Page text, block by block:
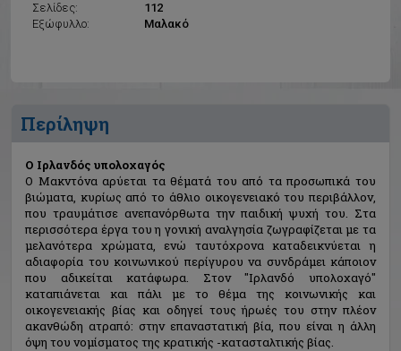
Σελίδες:
112
Εξώφυλλο:
Μαλακό
Περίληψη
Ο Ιρλανδός υπολοχαγός
Ο Μακντόνα αρύεται τα θέματά του από τα προσωπικά του
βιώματα, κυρίως από το άθλιο οικογενειακό του περιβάλλον,
που τραυμάτισε ανεπανόρθωτα την παιδική ψυχή του. Στα
περισσότερα έργα του η γονική αναλγησία ζωγραφίζεται με τα
μελανότερα χρώματα, ενώ ταυτόχρονα καταδεικνύεται η
αδιαφορία του κοινωνικού περίγυρου να συνδράμει κάποιον
που αδικείται κατάφωρα. Στον "Ιρλανδό υπολοχαγό"
καταπιάνεται και πάλι με το θέμα της κοινωνικής και
οικογενειακής βίας και οδηγεί τους ήρωές του στην πλέον
ακανθώδη ατραπό: στην επαναστατική βία, που είναι η άλλη
όψη του νομίσματος της κρατικής -κατασταλτικής βίας.